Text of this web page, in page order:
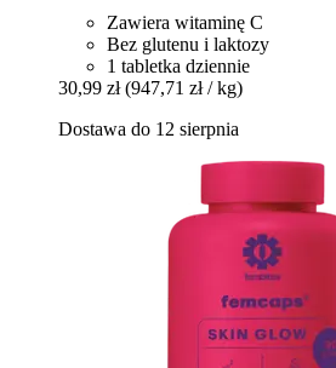
Zawiera witaminę C
Bez glutenu i laktozy
1 tabletka dziennie
30,99 zł (947,71 zł / kg)
Dostawa do 12 sierpnia